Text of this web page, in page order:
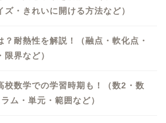
ズ・きれいに開ける方法など）
？耐熱性を解説！（融点・軟化点・
界など）
校数学での学習時期も！（数2・数
ム・単元・範囲など）WORD